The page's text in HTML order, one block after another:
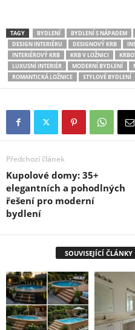
TAGY BYDLENÍ BYDLENÍ S NÁPADEM
DESIGN INTERIÉRU
DESIGNOVÝ KRB
INTERIÉROVÝ KRB
KRB V LOŽNICI
LUXUSNÍ INTERIÉR
MODERNÍ BYDLENÍ
ROMANTICKÁ LOŽNICE
STYLOVÉ BYDLENÍ
Předchozí článek
Kupolové domy: 35+
elegantních a pohodlných
řešení pro moderní
bydlení
SOUVISEJÍCÍ ČLÁNKY